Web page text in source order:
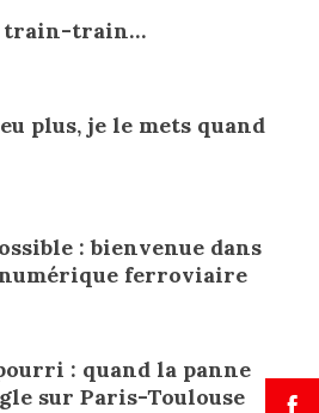
train-train…
plus, je le mets quand
: bienvenue dans
ferroviaire
: quand la panne
sur Paris-Toulouse